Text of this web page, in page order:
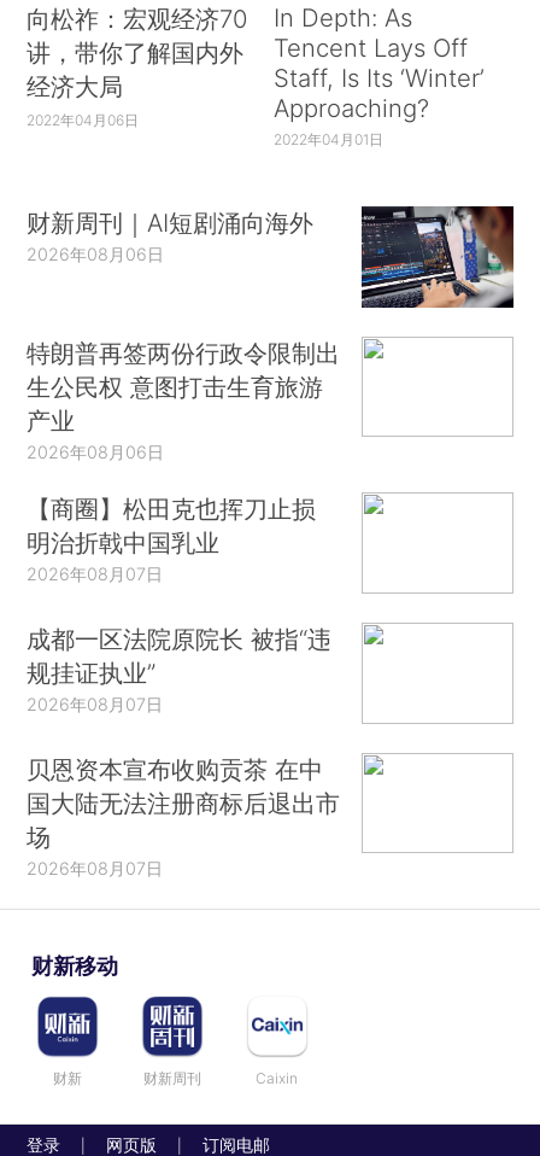
向松祚：宏观经济70
讲，带你了解国内外
经济大局
2022年04月06日
In Depth: As
Tencent Lays Off
Staff, Is Its ‘Winter’
Approaching?
2022年04月01日
财新周刊｜AI短剧涌向海外
2026年08月06日
特朗普再签两份行政令限制出
生公民权 意图打击生育旅游
产业
2026年08月06日
【商圈】松田克也挥刀止损
明治折戟中国乳业
2026年08月07日
成都一区法院原院长 被指“违
规挂证执业”
2026年08月07日
贝恩资本宣布收购贡茶 在中
国大陆无法注册商标后退出市
场
2026年08月07日
财新移动
财新 财新周刊 Caixin
登录 网页版 订阅电邮